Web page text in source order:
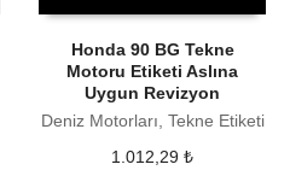
Honda 90 BG Tekne
Motoru Etiketi Aslına
Uygun Revizyon
Deniz Motorları, Tekne Etiketi
1.012,29₺